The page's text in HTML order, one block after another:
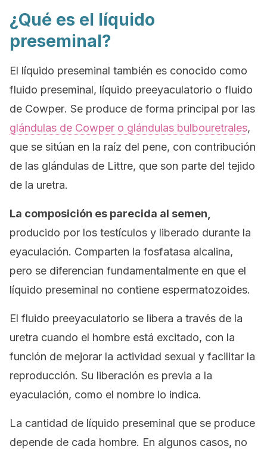
¿Qué es el líquido
preseminal?
El líquido preseminal también es conocido como
fluido preseminal, líquido preeyaculatorio o fluido
de Cowper. Se produce de forma principal por las
glándulas de Cowper o glándulas bulbouretrales,
que se sitúan en la raíz del pene, con contribución
de las glándulas de Littre, que son parte del tejido
de la uretra.
La composición es parecida al semen,
producido por los testículos y liberado durante la
eyaculación. Comparten la fosfatasa alcalina,
pero se diferencian fundamentalmente en que el
líquido preseminal no contiene espermatozoides.
El fluido preeyaculatorio se libera a través de la
uretra cuando el hombre está excitado, con la
función de mejorar la actividad sexual y facilitar la
reproducción. Su liberación es previa a la
eyaculación, como el nombre lo indica.
La cantidad de líquido preseminal que se produce
depende de cada hombre. En algunos casos, no